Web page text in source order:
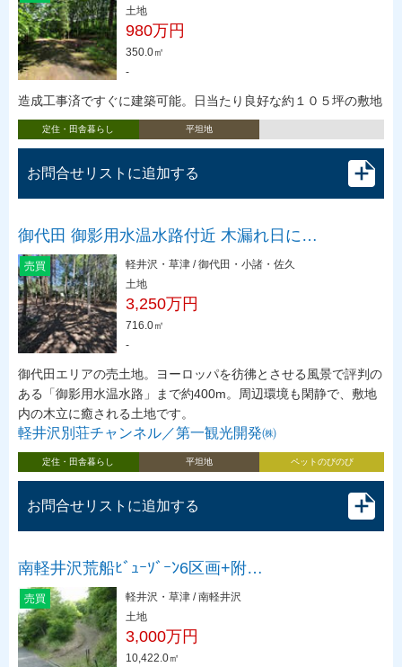
土地
980万円
350.0㎡
-
造成工事済ですぐに建築可能。日当たり良好な約１０５坪の敷地
定住・田舎暮らし 平坦地
お問合せリストに追加する
御代田 御影用水温水路付近 木漏れ日に…
売買
軽井沢・草津 / 御代田・小諸・佐久
土地
3,250万円
716.0㎡
-
御代田エリアの売土地。ヨーロッパを彷彿とさせる風景で評判の
ある「御影用水温水路」まで約400m。周辺環境も閑静で、敷地
内の木立に癒される土地です。
軽井沢別荘チャンネル／第一観光開発㈱
定住・田舎暮らし 平坦地 ペットのびのび
お問合せリストに追加する
南軽井沢荒船ﾋﾞｭｰｿﾞｰﾝ6区画+附…
売買
軽井沢・草津 / 南軽井沢
土地
3,000万円
10,422.0㎡